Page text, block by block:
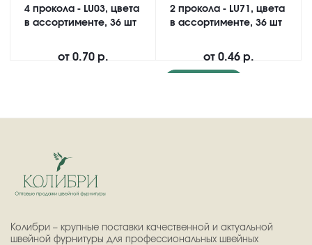
4 прокола - LU03, цвета
в ассортименте, 36 шт
от 0.70 р.
2 прокола - LU71, цвета
в ассортименте, 36 шт
от 0.46 р.
Колибри – крупные поставки качественной и актуальной
швейной фурнитуры для профессиональных швейных